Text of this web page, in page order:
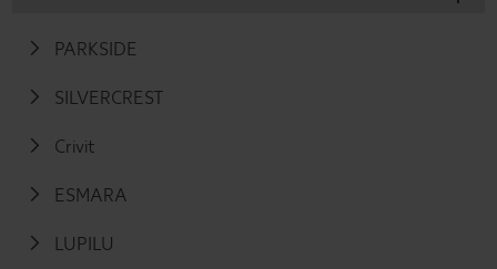
PARKSIDE
SILVERCREST
Crivit
ESMARA
LUPILU